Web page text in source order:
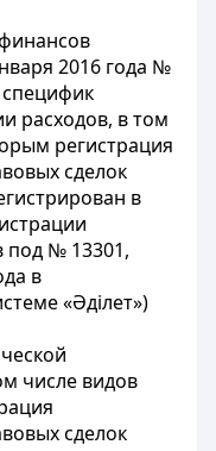
2016 года №
расходов, в том
регистрация
сделок
в
под № 13301,
в
«Әділет»)
числе видов
сделок